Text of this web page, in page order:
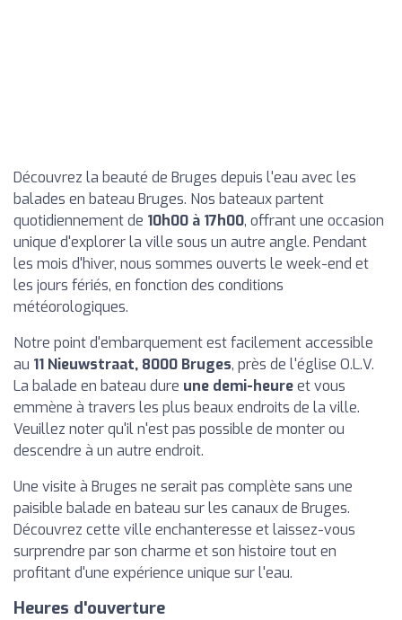
Découvrez la beauté de Bruges depuis l'eau avec les
balades en bateau Bruges. Nos bateaux partent
quotidiennement de 10h00 à 17h00, offrant une occasion
unique d'explorer la ville sous un autre angle. Pendant
les mois d'hiver, nous sommes ouverts le week-end et
les jours fériés, en fonction des conditions
météorologiques.
Notre point d'embarquement est facilement accessible
au 11 Nieuwstraat, 8000 Bruges, près de l'église O.L.V.
La balade en bateau dure une demi-heureet vous
emmène à travers les plus beaux endroits de la ville.
Veuillez noter qu'il n'est pas possible de monter ou
descendre à un autre endroit.
Une visite à Bruges ne serait pas complète sans une
paisible balade en bateau sur les canaux de Bruges.
Découvrez cette ville enchanteresse et laissez-vous
surprendre par son charme et son histoire tout en
profitant d'une expérience unique sur l'eau.
Heures d'ouverture